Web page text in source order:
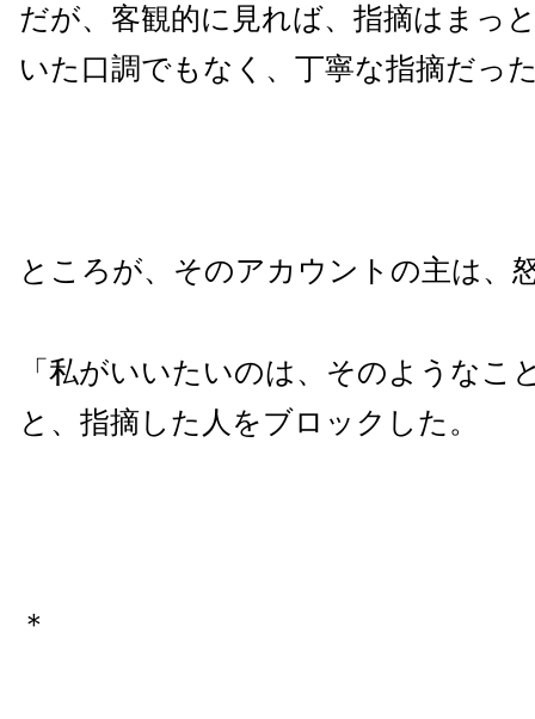
だが、客観的に見れば、指摘はまっ
いた口調でもなく、丁寧な指摘だっ
ところが、そのアカウントの主は、
「私がいいたいのは、そのようなこ
と、指摘した人をブロックした。
＊